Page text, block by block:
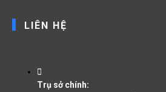
LIÊN HỆ
Trụ sở chính: